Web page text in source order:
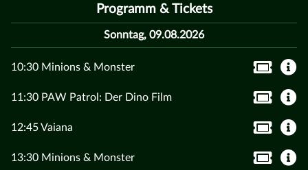
Programm & Tickets
Sonntag, 09.08.2026
10:30 Minions & Monster
11:30 PAW Patrol: Der Dino Film
12:45 Vaiana
13:30 Minions & Monster